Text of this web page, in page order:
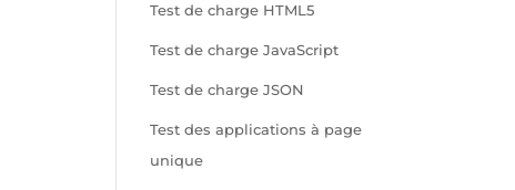
Test de charge HTML5
Test de charge JavaScript
Test de charge JSON
Test des applications à page
unique